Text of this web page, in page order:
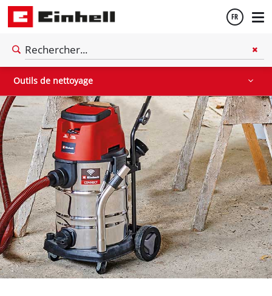
FR
English
Outils de nettoyage
Aspirateurs de matériaux secs / humides